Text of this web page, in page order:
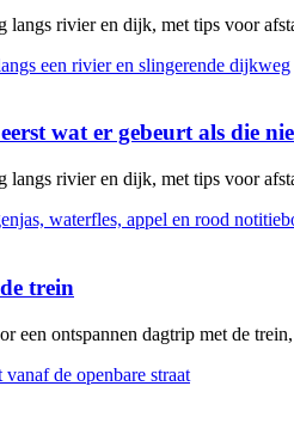
langs rivier en dijk, met tips voor
wat er gebeurt als die
langs rivier en dijk, met tips voor
trein
een ontspannen dagtrip met de